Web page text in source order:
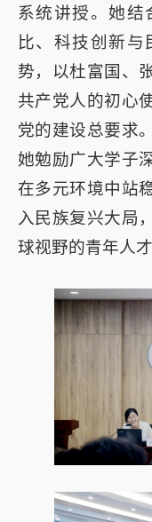
系统讲授。她结
比、科技创新
势，以杜富国、
共产党人的初心
党的建设总要求
她勉励广大学子
在多元环境中站
入民族复兴大局
球视野的青年人才